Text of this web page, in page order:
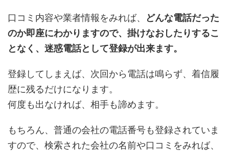
口コミ内容や業者情報をみれば、
どんな電話だった
のか即座にわかりますので、掛けなおしたりするこ
となく、迷惑電話として登録が出来ます。
登録してしまえば、次回から電話は鳴らず、着信履
歴に残るだけになります。
何度も出なければ、相手も諦めます。
もちろん、普通の会社の電話番号も登録されていま
すので、検索された会社の名前や口コミをみれば、